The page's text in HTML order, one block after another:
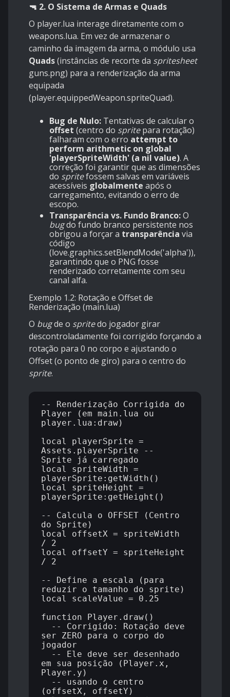
🔫 2. O Sistema de Armas e Quads
O player.lua interage diretamente com o
weapons.lua. Em vez de armazenar o
caminho da imagem da arma, o módulo usa
Quads(instâncias de recorte da spritesheet
guns.png) para a renderização da arma
equipada
(player.equippedWeapon.spriteQuad).
Bug de Nulo: Tentativas de calcular o
offset (centro do spritepara rotação)
falharam com o erro attempt to
perform arithmetic on global
'playerSpriteWidth' (a nil value). A
correção foi garantir que as dimensões
do spritefossem salvas em variáveis
acessíveis globalmente após o
carregamento, evitando o erro de
escopo.
Transparência vs. Fundo Branco:O
bugdo fundo branco persistente nos
obrigou a forçar a transparência via
código
(love.graphics.setBlendMode('alpha')),
garantindo que o PNG fosse
renderizado corretamente com seu
canal alfa.
Exemplo 1.2: Rotação e Offset de
Renderização (main.lua)
O bugde o spritedo jogador girar
descontroladamente foi corrigido forçando a
rotação para 0 no corpo e ajustando o
Offset (o ponto de giro) para o centro do
sprite.
-- Renderização Corrigida do
Player (em main.lua ou
player.lua:draw)
local playerSprite =
Assets.playerSprite --
Sprite já carregado
local spriteWidth =
playerSprite:getWidth()
local spriteHeight =
playerSprite:getHeight()
-- Calcula o OFFSET (Centro
do Sprite)
local offsetX = spriteWidth
/ 2
local offsetY = spriteHeight
/ 2
-- Define a escala (para
reduzir o tamanho do sprite)
local scaleValue = 0.25
function Player.draw()
ser ZERO para o corpo do
jogador
em sua posição (Player.x,
Player.y)
(offsetX, offsetY)